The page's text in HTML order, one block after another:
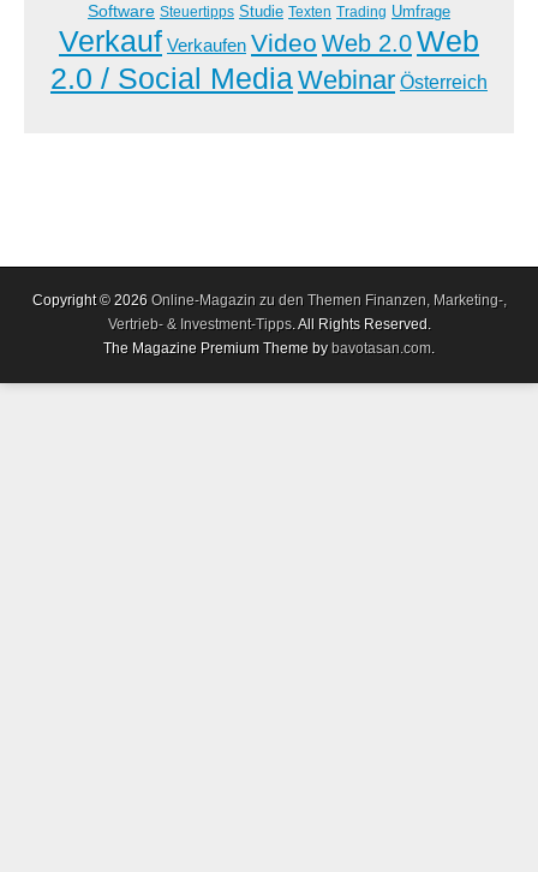
Software Steuertipps Studie Texten Trading Umfrage
Verkauf Verkaufen Video Web 2.0Web
2.0 / Social MediaWebinar Österreich
Copyright © 2026 Online-Magazin zu den Themen Finanzen, Marketing-,
Vertrieb- & Investment-Tipps. All Rights Reserved.
The Magazine Premium Theme by bavotasan.com.